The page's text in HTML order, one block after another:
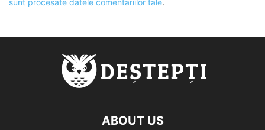
sunt procesate datele comentariilor tale.
ABOUT US